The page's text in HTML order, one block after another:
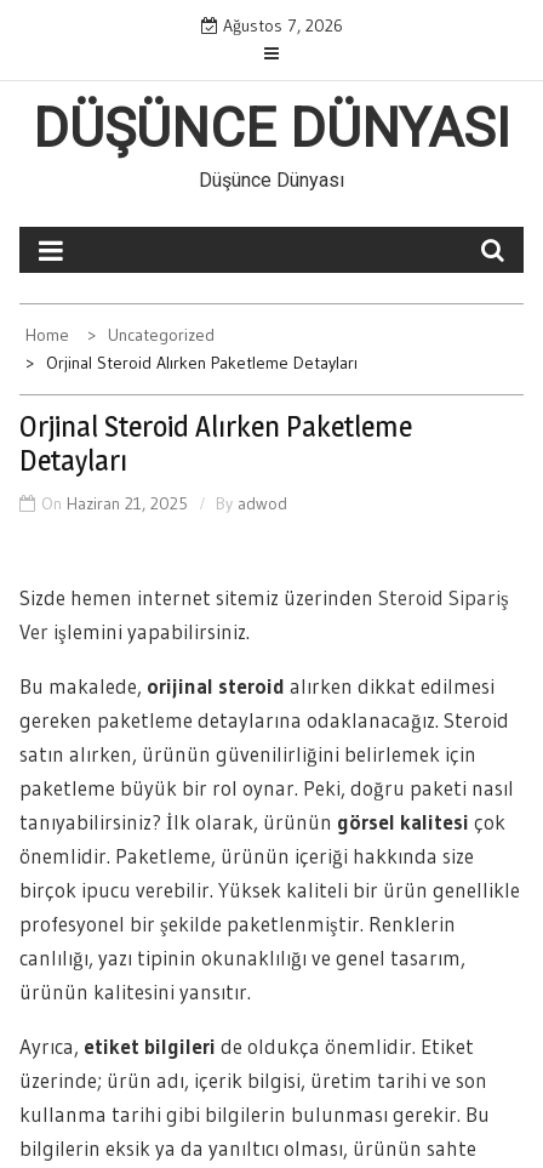
content
Ağustos 7, 2026
DÜŞÜNCE DÜNYASI
Düşünce Dünyası
Home
Uncategorized
Orjinal Steroid Alırken Paketleme Detayları
Orjinal Steroid Alırken Paketleme
Detayları
On Haziran 21, 2025 By adwod
Sizde hemen internet sitemiz üzerinden Steroid Sipariş
Ver işlemini yapabilirsiniz.
Bu makalede, orijinal steroid alırken dikkat edilmesi
gereken paketleme detaylarına odaklanacağız. Steroid
satın alırken, ürünün güvenilirliğini belirlemek için
paketleme büyük bir rol oynar. Peki, doğru paketi nasıl
tanıyabilirsiniz? İlk olarak, ürünün görsel kalitesi çok
önemlidir. Paketleme, ürünün içeriği hakkında size
birçok ipucu verebilir. Yüksek kaliteli bir ürün genellikle
profesyonel bir şekilde paketlenmiştir. Renklerin
canlılığı, yazı tipinin okunaklılığı ve genel tasarım,
ürünün kalitesini yansıtır.
Ayrıca, etiket bilgileri de oldukça önemlidir. Etiket
üzerinde; ürün adı, içerik bilgisi, üretim tarihi ve son
kullanma tarihi gibi bilgilerin bulunması gerekir. Bu
bilgilerin eksik ya da yanıltıcı olması, ürünün sahte